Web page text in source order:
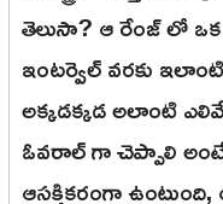
తెలుసా? ఆ రేంజ్ లో ఒక
ఇంటర్వెల్ వరకు
అక్కడక్కడ అలాంటి
ఓవరాల్ గా చెప్పాలి
ఆసక్తికరంగా